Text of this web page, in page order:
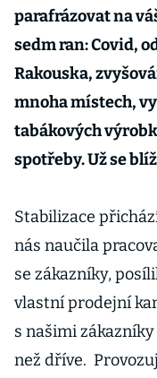
parafrázovat na
sedm ran: Covid,
Rakouska,
mnoha místech,
tabákových
spotřeby. Už se
Stabilizace
nás naučila
se zákazníky,
vlastní prodejní
s našimi
než dříve.